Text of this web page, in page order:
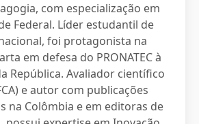
com especialização em
Federal. Líder estudantil de
foi protagonista na
em defesa do PRONATEC à
República. Avaliador científico
e autor com publicações
na Colômbia e em editoras de